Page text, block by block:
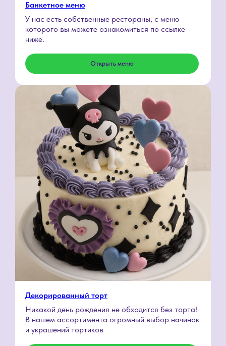
Банкетное меню
У нас есть собственные рестораны, с меню
которого вы можете ознакомиться по ссылке
ниже.
Открыть меню
Декорированный торт
Никакой день рождения не обходится без торта!
В нашем ассортимента огромный выбор начинок
и украшений тортиков
5.0 — наш
неизменный
рейтинг